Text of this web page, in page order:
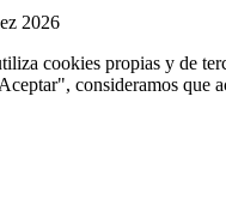
2026
cookies propias y de
consideramos que